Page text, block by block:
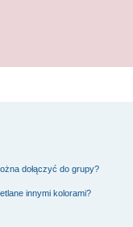
dołączyć do grupy?
innymi kolorami?